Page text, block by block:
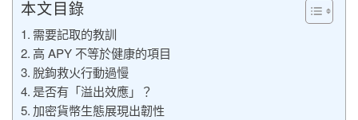
本文目錄
需要記取的教訓
高 APY 不等於健康的項目
脫鉤救火行動過慢
是否有「溢出效應」？
加密貨幣生態展現出韌性